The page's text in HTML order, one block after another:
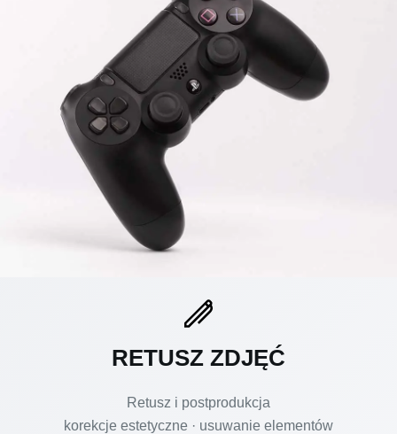
RETUSZ ZDJĘĆ
Retusz i postprodukcja
korekcje estetyczne · usuwanie elementów